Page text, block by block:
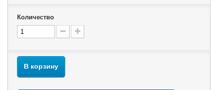
Количество
В корзину